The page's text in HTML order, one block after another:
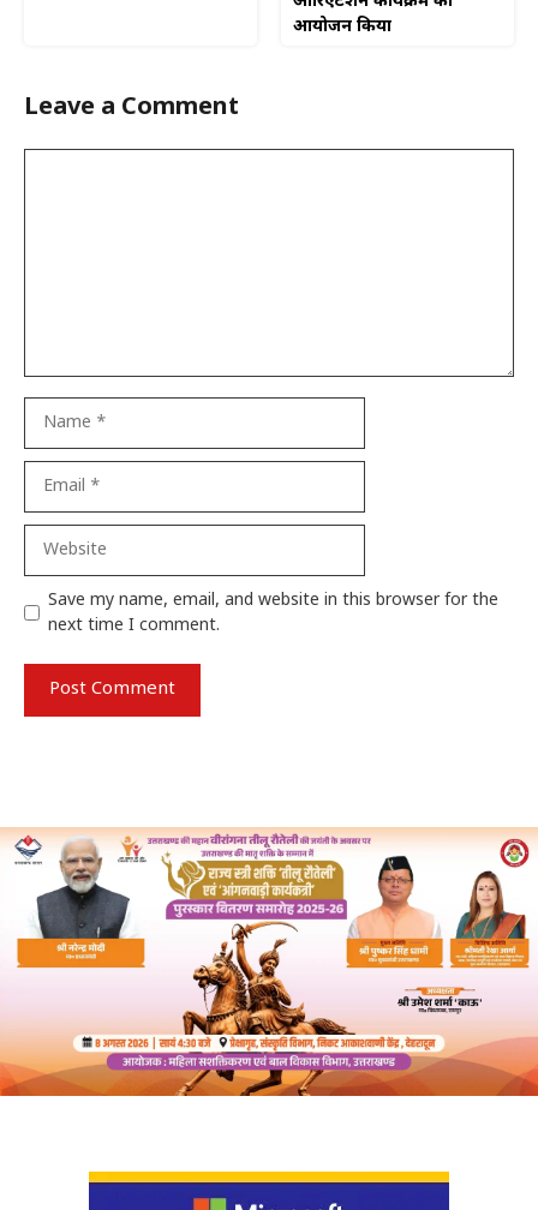
आयोजन किया
Leave a Comment
Save my name, email, and website in this browser for the
next time I comment.